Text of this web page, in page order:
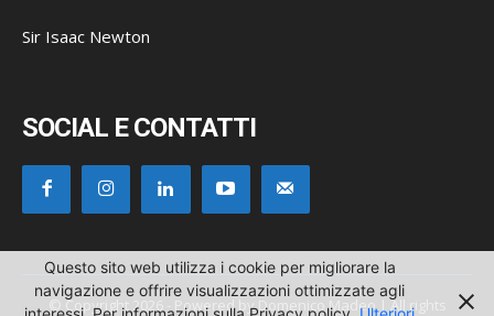
Sir Isaac Newton
SOCIAL E CONTATTI
© Copyright 2026 - Powered by Domenico Madeo | All rights
Questo sito web utilizza i cookie per migliorare la
navigazione e offrire visualizzazioni ottimizzate agli